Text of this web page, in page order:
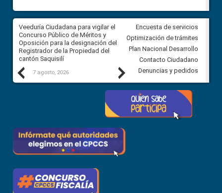
Previous
Veeduría Ciudadana para vigilar el
Concurso Público de Méritos y
Oposición para la designación del
Registrador de la Propiedad del
cantón Saquisilí
7 agosto, 2026
Veeduría Ciudadana para
construcción del asfaltado de
Ballenita del cantón Santa
7 agosto, 2026
Next
Encuesta de servicios
Optimización de trámites
Plan Nacional Desarrollo
Contacto Ciudadano
Denuncias y pedidos